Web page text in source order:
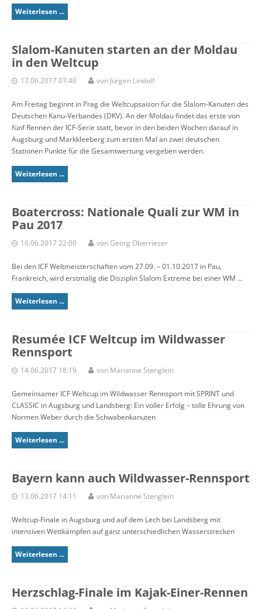
Weiterlesen ...
Slalom-Kanuten starten an der Moldau
in den Weltcup
17.06.2017 07:40 von Jürgen Lindolf
Am Freitag beginnt in Prag die Weltcupsaison für die Slalom-Kanuten des
Deutschen Kanu-Verbandes (DKV). An der Moldau findet das erste von
fünf Rennen der ICF-Serie statt, bevor in den beiden Wochen darauf in
Augsburg und Markkleeberg zum ersten Mal an zwei deutschen
Stationen Punkte für die Gesamtwertung vergeben werden.
Weiterlesen ...
Boatercross: Nationale Quali zur WM in
Pau 2017
16.06.2017 22:00 von Georg Oberrieser
Bei den ICF Weltmeisterschaften vom 27.09. – 01.10.2017 in Pau,
Frankreich, wird erstmalig die Disziplin Slalom Extreme bei einer WM ...
Weiterlesen ...
Resumée ICF Weltcup im Wildwasser
Rennsport
14.06.2017 18:19 von Marianne Stenglein
Gemeinsamer ICF Weltcup im Wildwasser Rennsport mit SPRINT und
CLASSIC in Augsburg und Landsberg: Ein voller Erfolg – tolle Ehrung von
Normen Weber durch die Schwabenkanuten
Weiterlesen ...
Bayern kann auch Wildwasser-Rennsport
13.06.2017 14:11 von Marianne Stenglein
Weltcup-Finale in Augsburg und auf dem Lech bei Landsberg mit
intensiven Wettkämpfen auf ganz unterschiedlichen Wasserstrecken
Weiterlesen ...
Herzschlag-Finale im Kajak-Einer-Rennen